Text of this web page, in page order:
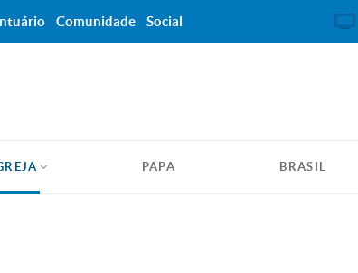
PAPA BRASIL
Comunidade Social